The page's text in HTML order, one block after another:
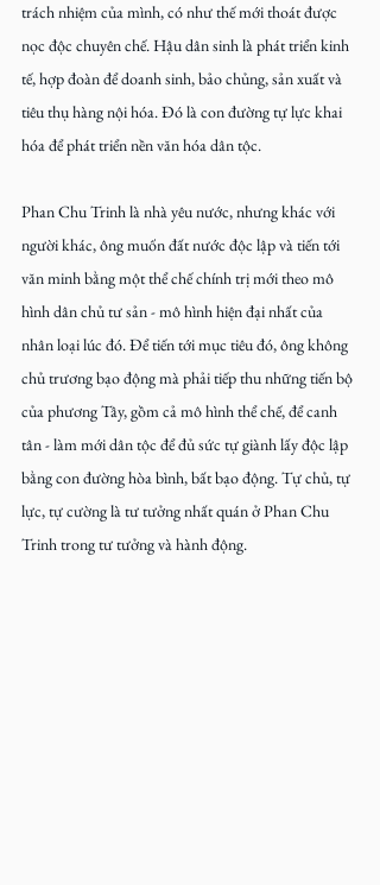
trách nhiệm của mình, có như thế mới thoát được
nọc độc chuyên chế. Hậu dân sinh là phát triển kinh
tế, hợp đoàn để doanh sinh, bảo chủng, sản xuất và
tiêu thụ hàng nội hóa. Đó là con đường tự lực khai
hóa để phát triển nền văn hóa dân tộc.
Phan Chu Trinh là nhà yêu nước, nhưng khác với
người khác, ông muốn đất nước độc lập và tiến tới
văn minh bằng một thể chế chính trị mới theo mô
hình dân chủ tư sản - mô hình hiện đại nhất của
nhân loại lúc đó. Để tiến tới mục tiêu đó, ông không
chủ trương bạo động mà phải tiếp thu những tiến bộ
của phương Tây, gồm cả mô hình thể chế, để canh
tân - làm mới dân tộc để đủ sức tự giành lấy độc lập
bằng con đường hòa bình, bất bạo động. Tự chủ, tự
lực, tự cường là tư tưởng nhất quán ở Phan Chu
Trinh trong tư tưởng và hành động.